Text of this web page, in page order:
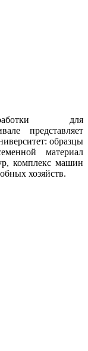
для
представляет
образцы
материал
комплекс машин
хозяйств.